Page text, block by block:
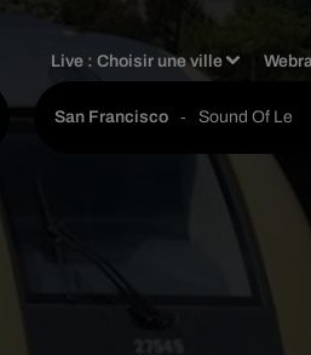
Live :Choisir une ville
San Francisco - Sound Of